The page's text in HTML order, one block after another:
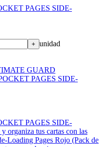
PAGES SIDE-
+ unidad
GUARD
PAGES SIDE-
y organiza tus cartas con las
Loading Pages Rojo (Pack de